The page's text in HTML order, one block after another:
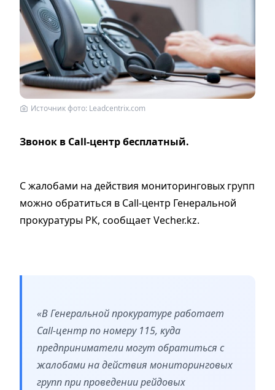
Источник фото: Leadcentrix.com
Звонок в Сall-центр бесплатный.
С жалобами на действия мониторинговых групп
можно обратиться в Call-центр Генеральной
прокуратуры РК, сообщает Vecher.kz.
«В Генеральной прокуратуре работает
Сall-центр по номеру 115, куда
предприниматели могут обратиться с
жалобами на действия мониторинговых
групп при проведении рейдовых